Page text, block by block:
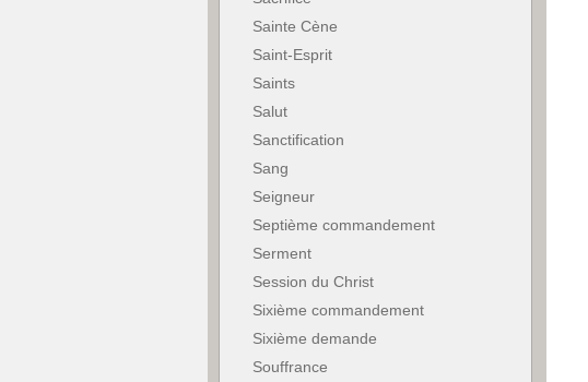
Sainte Cène
Saint-Esprit
Saints
Salut
Sanctification
Sang
Seigneur
Septième commandement
Serment
Session du Christ
Sixième commandement
Sixième demande
Souffrance